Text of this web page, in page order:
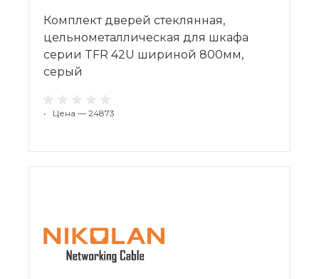
Комплект дверей стеклянная,
цельнометаллическая для шкафа
серии TFR 42U шириной 800мм,
серый
• Цена — 24873